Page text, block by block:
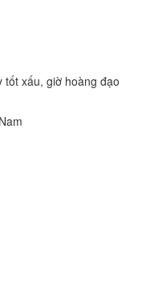
tốt xấu, giờ hoàng đạo